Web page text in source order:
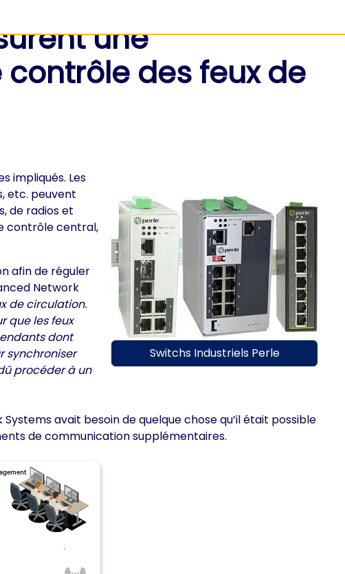
une
des feux de
impliqués. Les
etc. peuvent
de radios et
contrôle central,
afin de réguler
Network
de circulation.
que les feux
dont
synchroniser
procéder à un
Switchs Industriels Perle
avait besoin de quelque chose qu’il était possible
de communication supplémentaires.